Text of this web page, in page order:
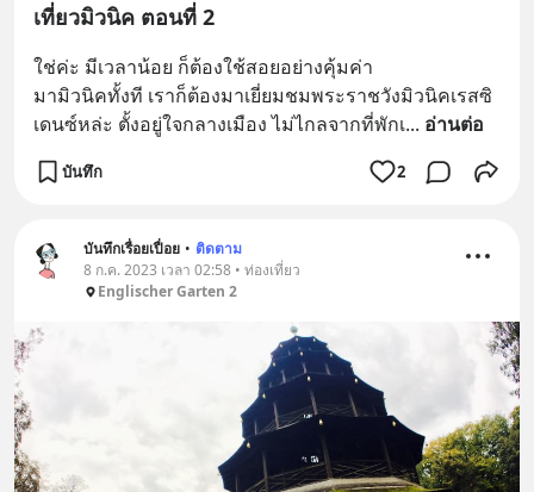
เที่ยวมิวนิค ตอนที่ 2
ใช่ค่ะ มีเวลาน้อย ก็ต้องใช้สอยอย่างคุ้มค่า
มามิวนิคทั้งที เราก็ต้องมาเยี่ยมชมพระราชวังมิวนิคเรสซิ
เดนซ์หล่ะ ตั้งอยู่ใจกลางเมือง ไม่ไกลจากที่พักเ... อ่านต่อ
บันทึก 2
บันทึกเรื่อยเปื่อย • ติดตาม
8 ก.ค. 2023 เวลา 02:58 • ท่องเที่ยว
Englischer Garten 2